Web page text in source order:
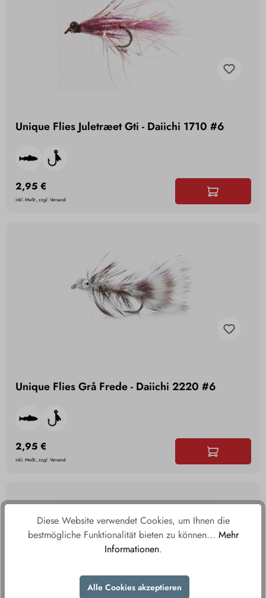
Unique Flies Juletræet Gti - Daiichi 1710 #6
2,95 €
inkl. MwSt., zzgl. Versand
Unique Flies Grå Frede - Daiichi 2220 #6
2,95 €
inkl. MwSt., zzgl. Versand
Diese Website verwendet Cookies, um Ihnen die
bestmögliche Funktionalität bieten zu können... Mehr
Informationen.
Alle Cookies akzeptieren